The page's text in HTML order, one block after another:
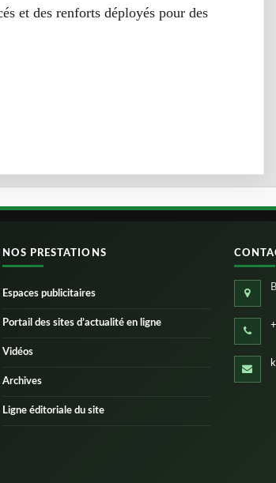
et des renforts déployés pour des
NOS PRESTATIONS
Espaces publicitaires
Portail des sites d’actualité en ligne
Vidéos
Archives
Ligne éditoriale du site